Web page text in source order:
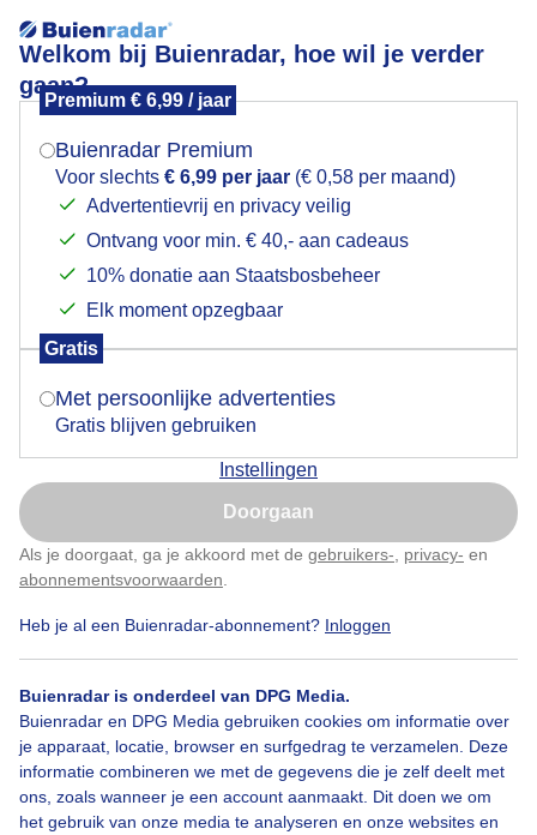
Welkom bij Buienradar, hoe wil je verder
gaan?
Premium € 6,99 / jaar
Buienradar Premium
Voor slechts € 6,99 per jaar (€ 0,58 per maand)
Advertentievrij en privacy veilig
Ontvang voor min. € 40,- aan cadeaus
10% donatie aan Staatsbosbeheer
Elk moment opzegbaar
Gratis
Met persoonlijke advertenties
Gratis blijven gebruiken
Instellingen
Doorgaan
Als je doorgaat, ga je akkoord met de gebruikers- privacy- en
abonnementsvoorwaarden
Heb je al een Buienradar-abonnement? Inloggen
Buienradar is onderdeel van DPG Media.
Buienradar en DPG Media gebruiken cookies om informatie over
je apparaat, locatie, browser en surfgedrag te verzamelen. Deze
informatie combineren we met de gegevens die je zelf deelt met
ons, zoals wanneer je een account aanmaakt. Dit doen we om
het gebruik van onze media te analyseren en onze websites en
Lepelaars
Door: Kaya Slabbekoorn Gemaakt: 07-06-2026, 48x bekeken
Lepelaar Lente Zon
Bekijk slideshow
Mogen we je locatie gebruiken voor het
Indien je hier nog geen akkoord op hebt gegeven,
verschijnt er zo een pop-up uit je browser waarin
Is goed, toon de popup
Nu niet, misschien later
Klik hierom dit aan te passen